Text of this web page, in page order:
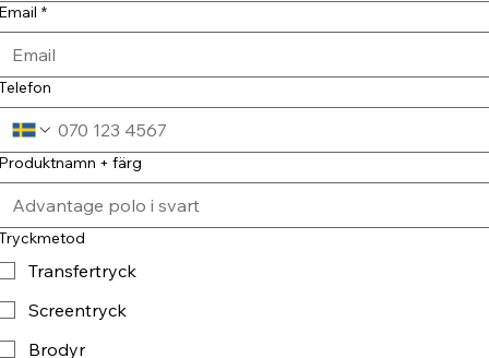
*
+ färg
Transfertryck
Screentryck
Brodyr